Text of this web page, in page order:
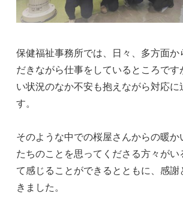
保健福祉事務所では、日々、多方面か
だきながら仕事をしているところです
い状況のなか不安も抱えながら対応に
す。
そのような中での桜屋さんからの暖か
たちのことを思ってくださる方々がい
て感じることができるとともに、感謝
きました。